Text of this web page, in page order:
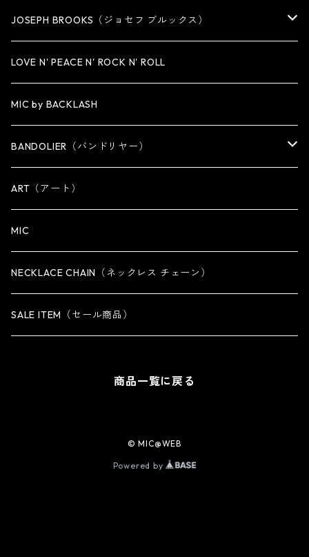
KEY CHAIN
WALLET CHAIN
WALLET
OTHER
CUFF・BANGLE
NECKLACE
KEY CHAIN
WALLET CHAIN
OTHER
NECKLACE
BRACELET
MEDIUM
JOSEPH BROOKS（ジョセフ ブルックス）
BRACELET
NECKLACE
LOVE N' PEACE N' ROCK N' ROLL
MIC by BACKLASH
BANDOLIER（バンドリヤー）
iPhone 14専用ケース
iPhone 14 Plus専用ケース
iPhone 14 Pro専用ケース
iPhone 14 Pro Max専用ケース
iPhone 13 Pro専用ケース
ART（アート）
MIC
NECKLACE CHAIN（ネックレス チェーン）
SALE ITEM（セール商品）
商品一覧に戻る
© MIC@WEB
Powered by